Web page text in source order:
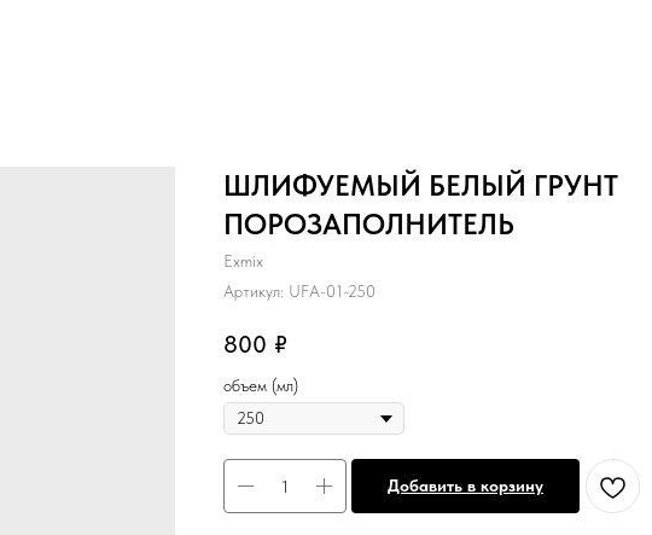
ШЛИФУЕМЫЙ БЕЛЫЙ ГРУНТ
ПОРОЗАПОЛНИТЕЛЬ
Exmix
Артикул: UFA-01-250
800 ₽
объем (мл)
Добавить в корзину